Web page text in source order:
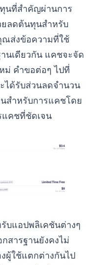
นที่สำคัญผ่านการ
ลดต้นทุนสำหรับ
ณส่งข้อความที่ใช้
นเดียวกัน แคชจะจัด
ม่ คำขอต่อๆ ไปที่
ได้รับส่วนลดจำนวน
สำหรับการแคชโดย
แคชที่ชัดเจน
แอปพลิเคชันต่างๆ
สารฐานยังคงไม่
ผู้ใช้แตกต่างกันไป